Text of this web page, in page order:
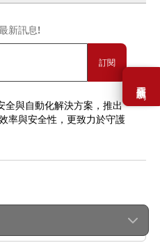
需要幫助嗎？
新訊息!
訂閱
全與自動化解決方案，推出
率與安全性，更致力於守護